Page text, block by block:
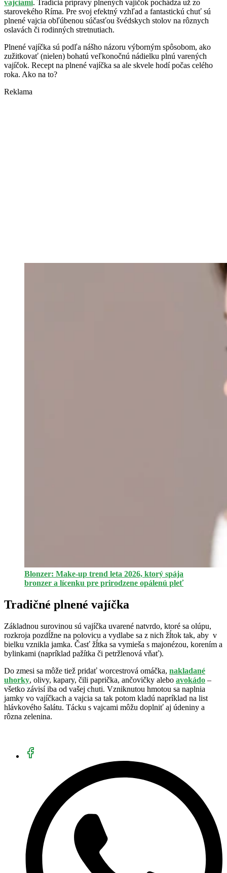
vajciami. Tradícia prípravy plnených vajíčok pochádza už zo
starovekého Ríma. Pre svoj efektný vzhľad a fantastickú chuť sú
plnené vajcia obľúbenou súčasťou švédskych stolov na rôznych
oslavách či rodinných stretnutiach.
Plnené vajíčka sú podľa nášho názoru výborným spôsobom, ako
zužitkovať (nielen) bohatú veľkonočnú nádielku plnú varených
vajíčok. Recept na plnené vajíčka sa ale skvele hodí počas celého
roka. Ako na to?
Reklama
Blonzer: Make-up trend leta 2026, ktorý spája
bronzer a lícenku pre prirodzene opálenú pleť
Tradičné plnené vajíčka
Základnou surovinou sú vajíčka uvarené natvrdo, ktoré sa olúpu,
rozkroja pozdĺžne na polovicu a vydlabe sa z nich žĺtok tak, aby v
bielku vznikla jamka. Časť žĺtka sa vymieša s majonézou, korením a
bylinkami (napríklad pažítka či petržlenová vňať).
Do zmesi sa môže tiež pridať worcestrová omáčka, nakladané
uhorky, olivy, kapary, čili paprička, ančovičky alebo avokádo –
všetko závisí iba od vašej chuti. Vzniknutou hmotou sa naplnia
jamky vo vajíčkach a vajcia sa tak potom kladú napríklad na list
hlávkového šalátu. Tácku s vajcami môžu doplniť aj údeniny a
rôzna zelenina.